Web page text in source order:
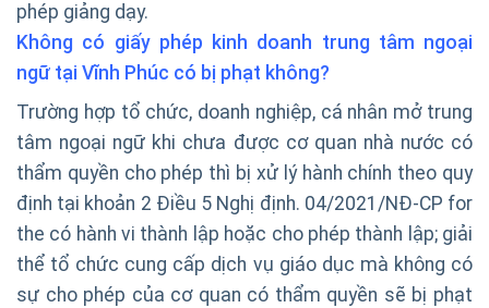
phép giảng dạy.
Không có giấy phép kinh doanh trung tâm ngoại
ngữ tại Vĩnh Phúc có bị phạt không?
Trường hợp tổ chức, doanh nghiệp, cá nhân mở trung
tâm ngoại ngữ khi chưa được cơ quan nhà nước có
thẩm quyền cho phép thì bị xử lý hành chính theo quy
định tại khoản 2 Điều 5 Nghị định. 04/2021/NĐ-CP for
the có hành vi thành lập hoặc cho phép thành lập; giải
thể tổ chức cung cấp dịch vụ giáo dục mà không có
sự cho phép của cơ quan có thẩm quyền sẽ bị phạt